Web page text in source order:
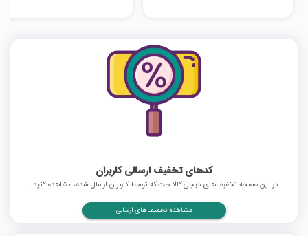
کدهای تخفیف ارسالی کاربران
در این صفحه تخفیف‌های دیجی کالا جت که توسط کاربران ارسال شده، مشاهده کنید.
مشاهده تخفیف‌های ارسالی